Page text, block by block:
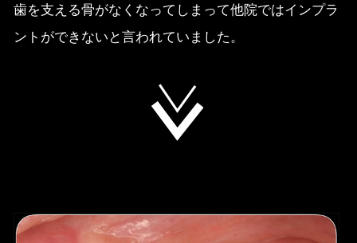
歯を支える骨がなくなってしまって他院ではインプラ
ントができないと言われていました。